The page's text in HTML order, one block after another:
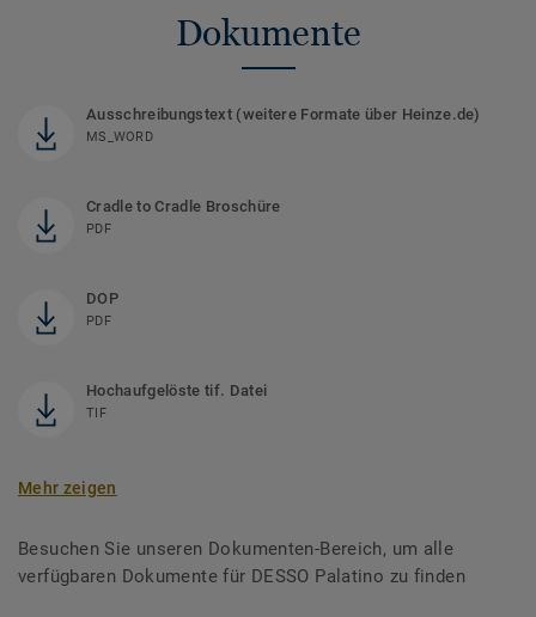
Dokumente
Ausschreibungstext (weitere Formate über Heinze.de)
MS_WORD
Cradle to Cradle Broschüre
PDF
DOP
PDF
Hochaufgelöste tif. Datei
TIF
Mehr zeigen
Besuchen Sie unseren Dokumenten-Bereich, um alle
verfügbaren Dokumente für DESSO Palatino zu finden